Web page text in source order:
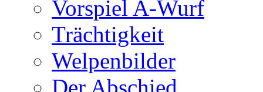
Vorspiel A-Wurf
Trächtigkeit
Welpenbilder